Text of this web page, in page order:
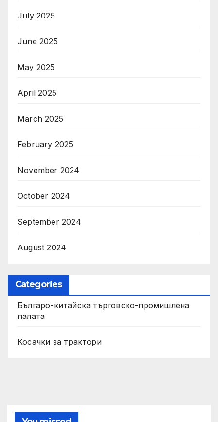
July 2025
June 2025
May 2025
April 2025
March 2025
February 2025
November 2024
October 2024
September 2024
August 2024
Categories
Българо-китайска търговско-промишлена
палата
Косачки за трактори